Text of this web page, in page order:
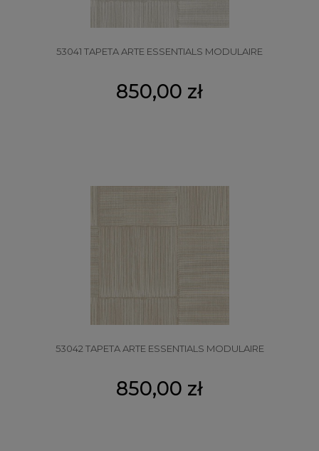
53041 TAPETA ARTE ESSENTIALS MODULAIRE
850,00 zł
53042 TAPETA ARTE ESSENTIALS MODULAIRE
850,00 zł